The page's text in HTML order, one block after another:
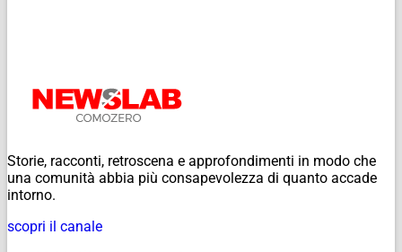
Storie, racconti, retroscena e approfondimenti in modo che
una comunità abbia più consapevolezza di quanto accade
intorno.
scopri il canale